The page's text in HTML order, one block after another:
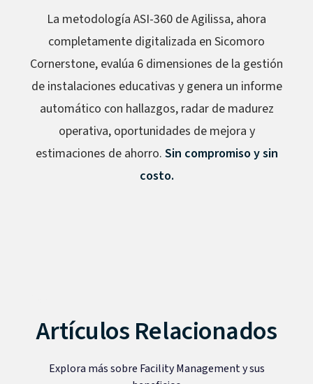
La metodología ASI-360 de Agilissa, ahora
completamente digitalizada en Sicomoro
Cornerstone, evalúa 6 dimensiones de la gestión
de instalaciones educativas y genera un informe
automático con hallazgos, radar de madurez
operativa, oportunidades de mejora y
estimaciones de ahorro. Sin compromiso y sin
costo.
Artículos Relacionados
Explora más sobre Facility Management y sus